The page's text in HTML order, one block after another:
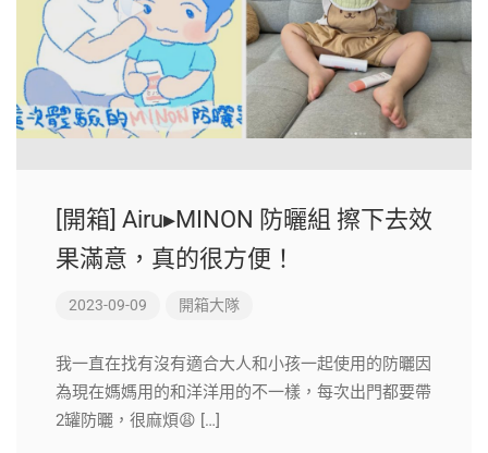
[開箱] Airu▸MINON 防曬組 擦下去效
果滿意，真的很方便！
2023-09-09 開箱大隊
我一直在找有沒有適合大人和小孩一起使用的防曬因
為現在媽媽用的和洋洋用的不一樣，每次出門都要帶
2罐防曬，很麻煩😩 […]